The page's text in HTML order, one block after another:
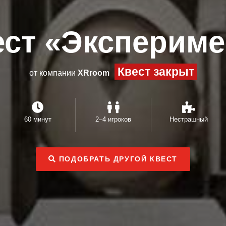
от компании XRroom Квест закрыт
60 минут 2–4 игроков Нестрашный
ПОДОБРАТЬ ДРУГОЙ КВЕСТ